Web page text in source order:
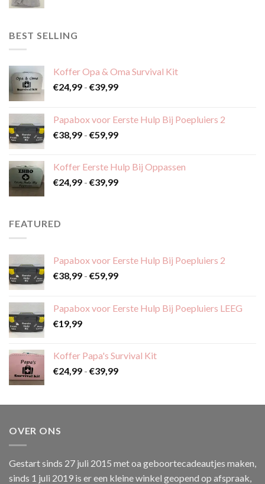
BEST SELLING
Koffer Opa & Oma Survival Kit
€24,99 - €39,99Prijsklasse:
€39,99
Papabox voor Eerste Hulp Bij Poepluiers 2
€38,99 - €59,99Prijsklasse:
€59,99
Koffer Eerste Hulp Bij Oppassen
€24,99 - €39,99Prijsklasse:
FEATURED
Papabox voor Eerste Hulp Bij Poepluiers 2
€38,99 - €59,99Prijsklasse:
€59,99
Papabox voor Eerste Hulp Bij Poepluiers LEEG
€19,99
Koffer Papa's Survival Kit
€24,99 - €39,99Prijsklasse:
€39,99
OVER ONS
Gestart sinds 27 juli 2015 met oa geboortecadeautjes maken,
sinds 1 juli 2019 is er een kleine winkel geopend op afspraak,